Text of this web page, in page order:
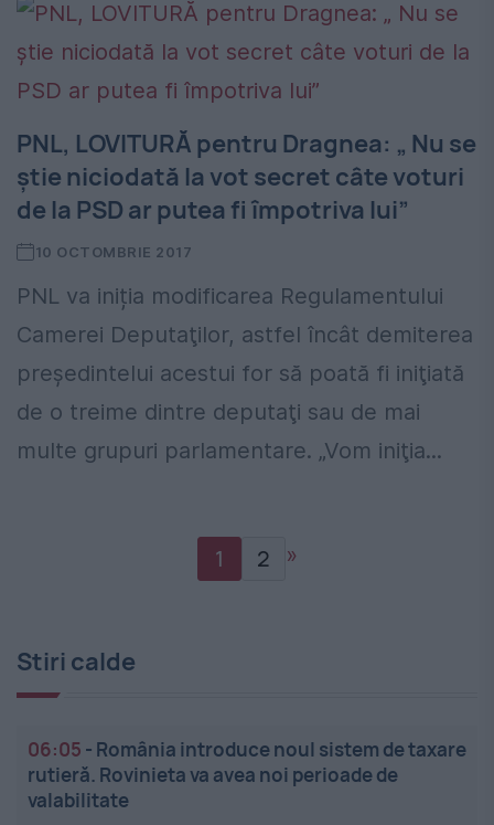
PNL, LOVITURĂ pentru Dragnea: „ Nu se
ştie niciodată la vot secret câte voturi
de la PSD ar putea fi împotriva lui”
10 OCTOMBRIE 2017
PNL va iniția modificarea Regulamentului
Camerei Deputaţilor, astfel încât demiterea
preşedintelui acestui for să poată fi iniţiată
de o treime dintre deputaţi sau de mai
multe grupuri parlamentare. „Vom iniţia...
1 2 »
Stiri calde
06:05 - România introduce noul sistem de taxare
rutieră. Rovinieta va avea noi perioade de
valabilitate